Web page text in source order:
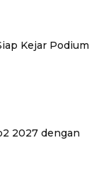
Kejar Podium
2027 dengan